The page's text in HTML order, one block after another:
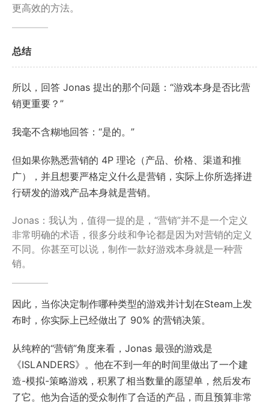
更高效的方法。
总结
所以，回答 Jonas 提出的那个问题：“游戏本身是否比营
销更重要？”
我毫不含糊地回答：“是的。”
但如果你熟悉营销的 4P 理论（产品、价格、渠道和推
广），并且想要严格定义什么是营销，实际上你所选择进
行研发的游戏产品本身就是营销。
Jonas：我认为，值得一提的是，“营销”并不是一个定义
非常明确的术语，很多分歧和争论都是因为对营销的定义
不同。你甚至可以说，制作一款好游戏本身就是一种营
销。
因此，当你决定制作哪种类型的游戏并计划在Steam上发
布时，你实际上已经做出了 90% 的营销决策。
从纯粹的“营销”角度来看，Jonas 最强的游戏是
《ISLANDERS》。他在不到一年的时间里做出了一个建
造-模拟-策略游戏，积累了相当数量的愿望单，然后发布
了它。他为合适的受众制作了合适的产品，而且预算非常